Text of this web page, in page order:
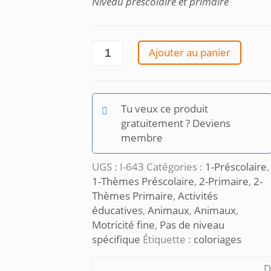
quantité
le
nom
animaux
en
coloriant-
francais
Ajouter au panier
Tu veux ce produit
gratuitement ? Deviens
membre
UGS : I-643 Catégories : 1-Préscolaire,
1-Thèmes Préscolaire, 2-Primaire, 2-
Thèmes Primaire, Activités
éducatives, Animaux, Animaux,
Motricité fine, Pas de niveau
spécifique Étiquette : coloriages